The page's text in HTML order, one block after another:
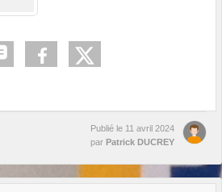
Publié le 11 avril 2024
par Patrick DUCREY